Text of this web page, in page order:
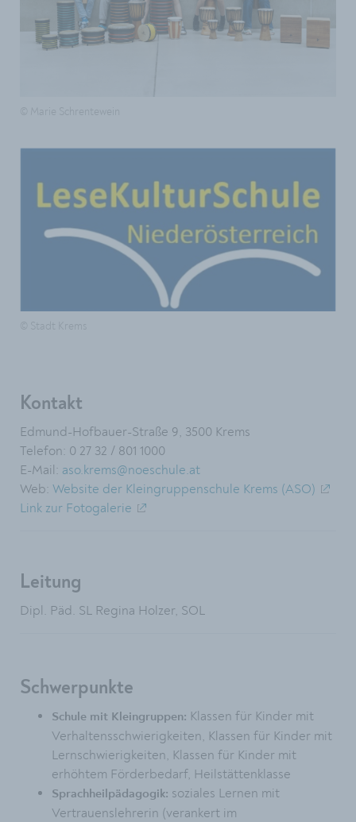
Kontakt
Edmund-Hofbauer-Straße 9, 3500 Krems
Telefon: 0 27 32 / 801 1000
E-Mail: aso.krems@noeschule.at
Web: Website der Kleingruppenschule Krems (ASO)
Link zur Fotogalerie
Leitung
Dipl. Päd. SL Regina Holzer, SOL
Schwerpunkte
Schule mit Kleingruppen: Klassen für Kinder mit
Verhaltensschwierigkeiten, Klassen für Kinder mit
Lernschwierigkeiten, Klassen für Kinder mit
erhöhtem Förderbedarf, Heilstättenklasse
Sprachheilpädagogik: soziales Lernen mit
Vertrauenslehrerin (verankert im